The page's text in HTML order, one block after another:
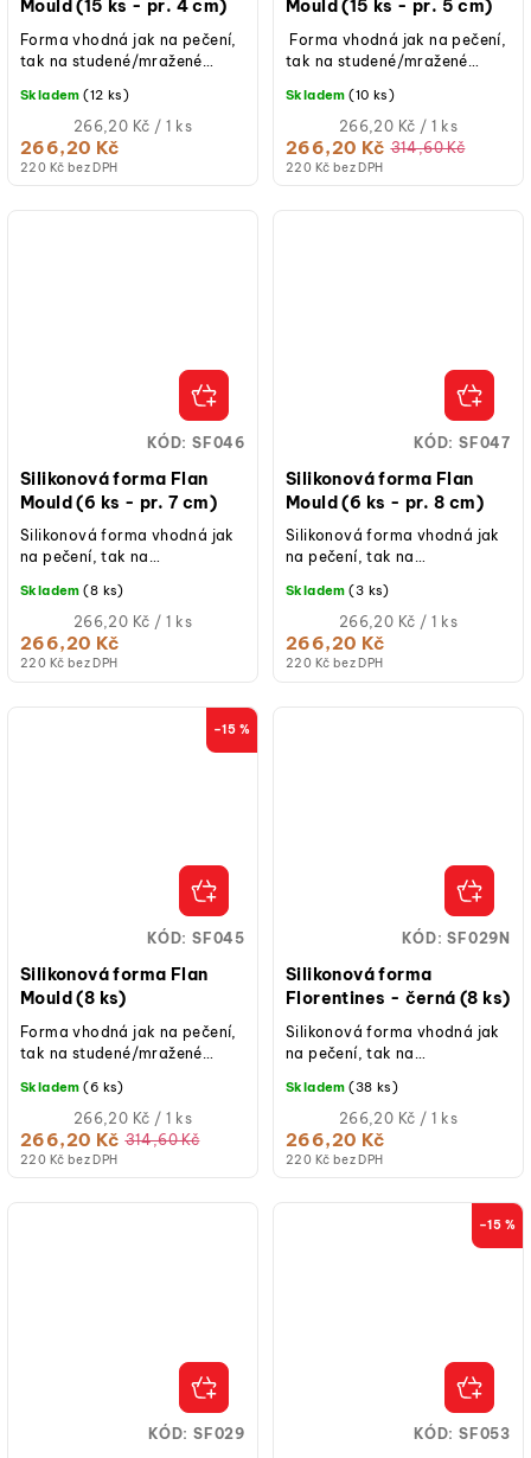
Mould (15 ks - pr. 4 cm)
220 Kč bez DPH
266,20 Kč
Měrná
cena:
266,20 Kč / 1 ks
Skladem (12 ks)
Forma vhodná jak na pečení,
tak na studené/mražené
Mould (15 ks - pr. 5 cm)
220 Kč bez DPH
266,20 Kč 314,60 Kč
Měrná
cena:
266,20 Kč / 1 ks
Skladem (10 ks)
Forma vhodná jak na pečení,
tak na studené/mražené
Silikonová forma Flan
Mould (6 ks - pr. 7 cm)
220 Kč bez DPH
266,20 Kč
Měrná
cena:
266,20 Kč / 1 ks
Skladem (8 ks)
Silikonová forma vhodná jak
na pečení, tak na
KÓD: SF046
Silikonová forma Flan
Mould (6 ks - pr. 8 cm)
220 Kč bez DPH
266,20 Kč
Měrná
cena:
266,20 Kč / 1 ks
Skladem (3 ks)
Silikonová forma vhodná jak
na pečení, tak na
KÓD: SF047
–15 %
Silikonová forma Flan
Mould (8 ks)
220 Kč bez DPH
266,20 Kč 314,60 Kč
Měrná
cena:
266,20 Kč / 1 ks
Skladem (6 ks)
Forma vhodná jak na pečení,
tak na studené/mražené
KÓD: SF045
Silikonová forma
Florentines - černá (8 ks)
220 Kč bez DPH
266,20 Kč
Měrná
cena:
266,20 Kč / 1 ks
Skladem (38 ks)
Silikonová forma vhodná jak
na pečení, tak na
KÓD:SF029N
KÓD: SF029
–15 %
KÓD: SF053